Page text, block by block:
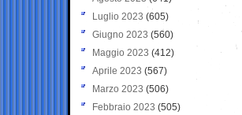
Luglio 2023 (605)
Giugno 2023 (560)
Maggio 2023 (412)
Aprile 2023 (567)
Marzo 2023 (506)
Febbraio 2023 (505)